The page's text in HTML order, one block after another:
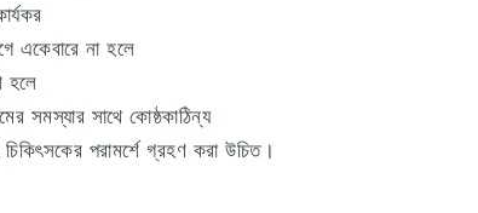
একেবারে না হলে
হলে
সাথে কোষ্ঠকাঠিন্য
পরামর্শে গ্রহণ করা উচিত।